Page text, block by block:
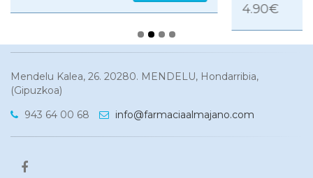
4.90€ Comprar
Mendelu Kalea, 26. 20280. MENDELU, Hondarribia,
(Gipuzkoa)
943 64 00 68
info@farmaciaalmajano.com